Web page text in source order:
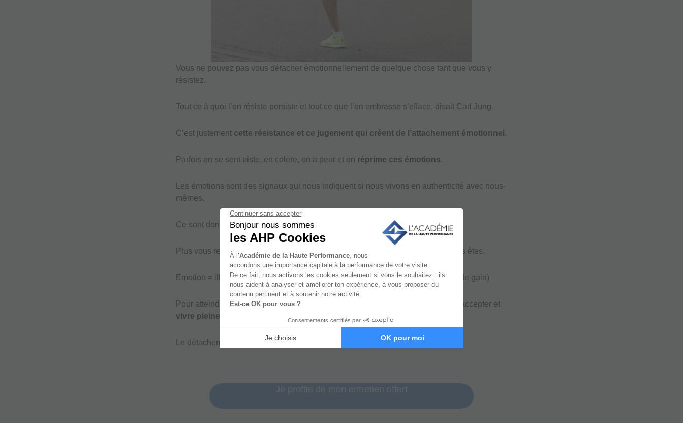
Vous ne pouvez pas vous détacher émotionnellement de quelque chose tant que vous y
résistez.
Tout ce à quoi l’on résiste persiste et tout ce que l’on embrasse s’efface, disait Carl Jung.
C’est justement cette résistance et ce jugement qui créent de l’attachement émotionnel .
Parfois on se sent triste, en colère, on a peur et on réprime ces émotions.
Les émotions sont des signaux qui nous indiquent si nous vivons en authenticité avec nous-
mêmes.
Ce sont donc des indicateurs naturels qu’il convient de vivre pleinement.
Plus vous ressentez une émotion polarisée, plus vous vous éloignez de qui vous êtes.
Emotion = illusion de la réalité (il y a plus de gain que de perte ou de perte que de gain)
Pour atteindre le détachement émotionnel, il est donc important de tout d’abord accepter et
vivre pleinement ses émotions
Le détachement émotionnelest une composante clé de la performance
Je profite de mon entretien offert